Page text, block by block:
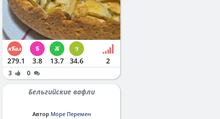
279.1 3.8 13.7 34.6 2
3 0
Бельгийские вафли
Автор Море Перемен